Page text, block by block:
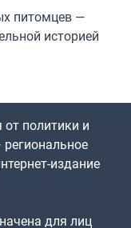
питомцев —
историей
политики и
издание
для лиц